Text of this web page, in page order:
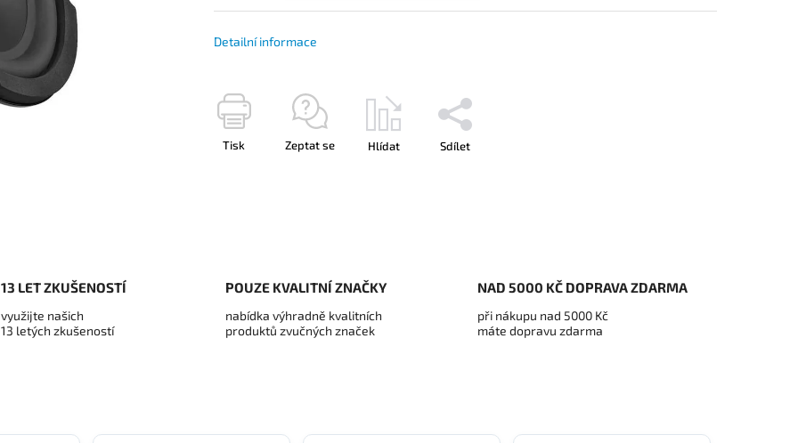
Detailní informace
Tisk Zeptat se Hlídat Sdílet
13 LET ZKUŠENOSTÍ
využijte našich
13 letých zkušeností
POUZE KVALITNÍ ZNAČKY
nabídka výhradně kvalitních
produktů zvučných značek
NAD 5000 KČ DOPRAVA ZDARMA
při nákupu nad 5000 Kč
máte dopravu zdarma